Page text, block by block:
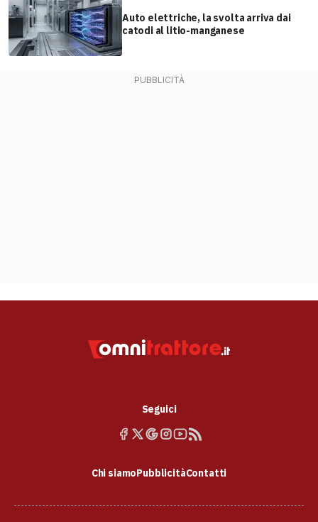
Auto elettriche, la svolta arriva dai
catodi al litio-manganese
Seguici
Chi siamoPubblicitàContatti